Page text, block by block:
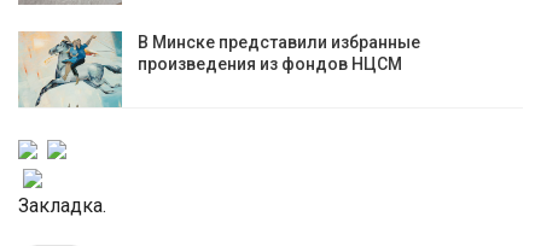
В Минске представили избранные
произведения из фондов НЦСМ
Закладка.